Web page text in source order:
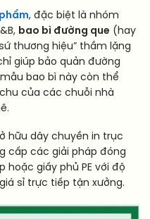
, đặc biệt là nhóm
bao bì đường que (hay
thương hiệu” thầm lặng
giúp bảo quản đường
bao bì này còn thể
của các chuỗi nhà
hữu dây chuyền in trục
cấp các giải pháp đóng
hoặc giấy phủ PE với độ
sỉ trực tiếp tận xưởng.